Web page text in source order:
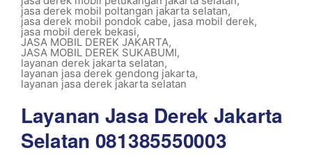
jasa derek mobil poltangan jakarta selatan,
jasa derek mobil pondok cabe, jasa mobil derek,
jasa mobil derek bekasi,
JASA MOBIL DEREK JAKARTA,
JASA MOBIL DEREK SUKABUMI,
layanan derek jakarta selatan,
layanan jasa derek gendong jakarta,
layanan jasa derek jakarta selatan
Layanan Jasa Derek Jakarta
Selatan 081385550003